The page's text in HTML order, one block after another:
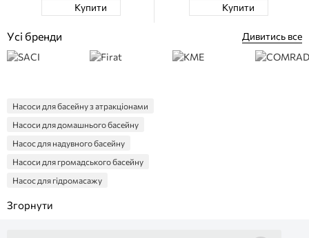
Купити Купити
Усі бренди Дивитись все
Насоси для басейну з атракціонами
Насоси для домашнього басейну
Насос для надувного басейну
Насоси для громадського басейну
Насос для гідромасажу